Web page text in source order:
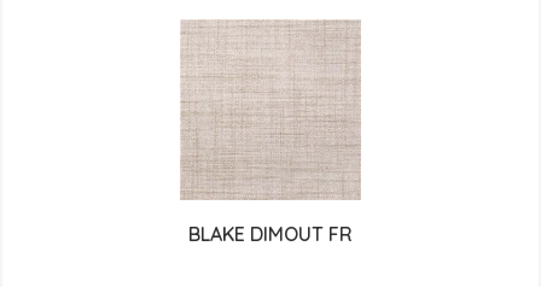
BLAKE DIMOUT FR